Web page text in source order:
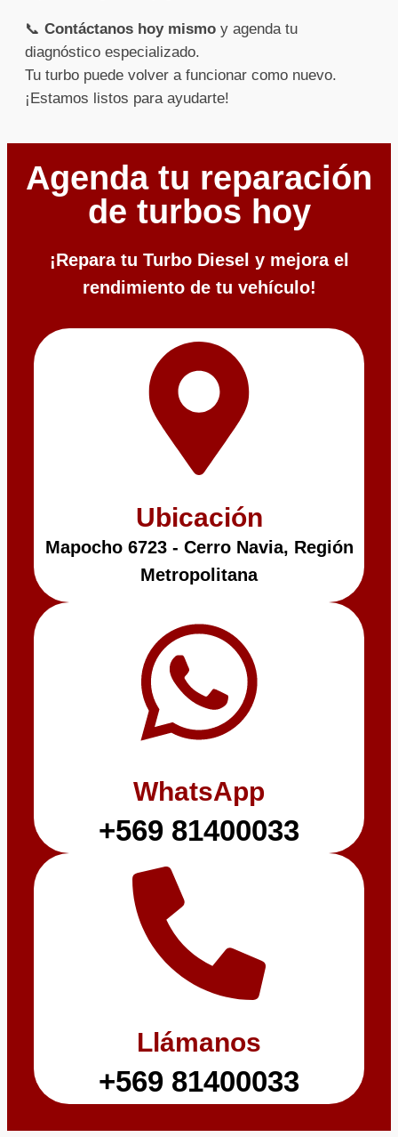
📞 Contáctanos hoy mismo y agenda tu
diagnóstico especializado.
Tu turbo puede volver a funcionar como nuevo.
¡Estamos listos para ayudarte!
Agenda tu reparación
de turbos hoy
¡Repara tu Turbo Diesel y mejora el
rendimiento de tu vehículo!
Ubicación
Mapocho 6723 - Cerro Navia, Región
Metropolitana
WhatsApp
+569 81400033
Llámanos
+569 81400033